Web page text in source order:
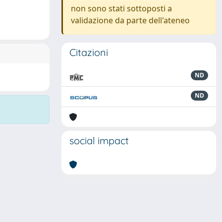
non sono stati sottoposti a
validazione da parte dell'ateneo
Citazioni
ND
ND
social impact